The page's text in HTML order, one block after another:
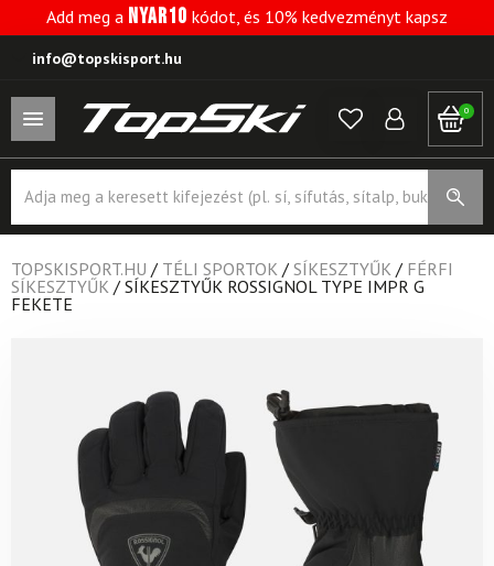
Add meg a NYAR10 kódot, és 10% kedvezményt kapsz
info@topskisport.hu
0
search
TOPSKISPORT.HU / TÉLI SPORTOK / SÍKESZTYŰK / FÉRFI
SÍKESZTYŰK / SÍKESZTYŰK ROSSIGNOL TYPE IMPR G
FEKETE